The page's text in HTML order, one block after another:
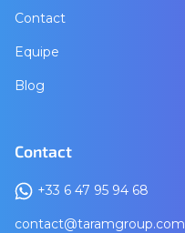
Contact
Equipe
Blog
Contact
+33 6 47 95 94 68
contact@taramgroup.com